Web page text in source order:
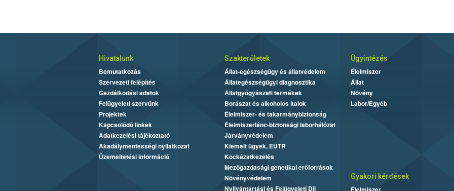
Hivatalunk
Bemutatkozás
Szervezeti felépítés
Gazdálkodási adatok
Felügyeleti szervünk
Projektek
Kapcsolódó linkek
Adatkezelési tájékoztató
Akadálymentességi nyilatkozat
Üzemeltetési információ
Szakterületek
Állat-egészségügy és állatvédelem
Állategészségügyi diagnosztika
Állatgyógyászati termékek
Borászat és alkoholos italok
Élelmiszer- és takarmánybiztonság
Élelmiszerlánc-biztonsági laborhálózat
Járványvédelem
Kiemelt ügyek, EUTR
Kockázatkezelés
Mezőgazdasági genetikai erőforrások
Növényvédelem
Nyilvántartási és Felügyeleti Díj
Ügyintézés
Élelmiszer
Állat
Növény
Labor/Egyéb
Gyakori kérdések